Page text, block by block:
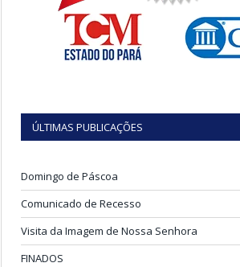
ÚLTIMAS PUBLICAÇÕES
Domingo de Páscoa
Comunicado de Recesso
Visita da Imagem de Nossa Senhora
FINADOS